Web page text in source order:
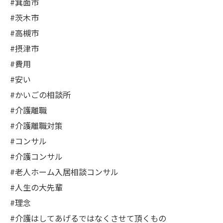
#茨木市
#高槻市
#摂津市
#費用
#安い
#かいごの相談所
#介護離職
#介護離職対策
#コンサル
#介護コンサル
#老人ホーム入居相談コンサル
#人生の大先輩
#理念
#介護はしてあげるではなくさせて頂くもの